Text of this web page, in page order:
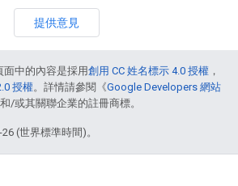
提供意見
中的內容是採用創用 CC 姓名標示 4.0 授權 ，
授權。詳情請參閱《Google Developers 網站
/或其關聯企業的註冊商標。
(世界標準時間)。